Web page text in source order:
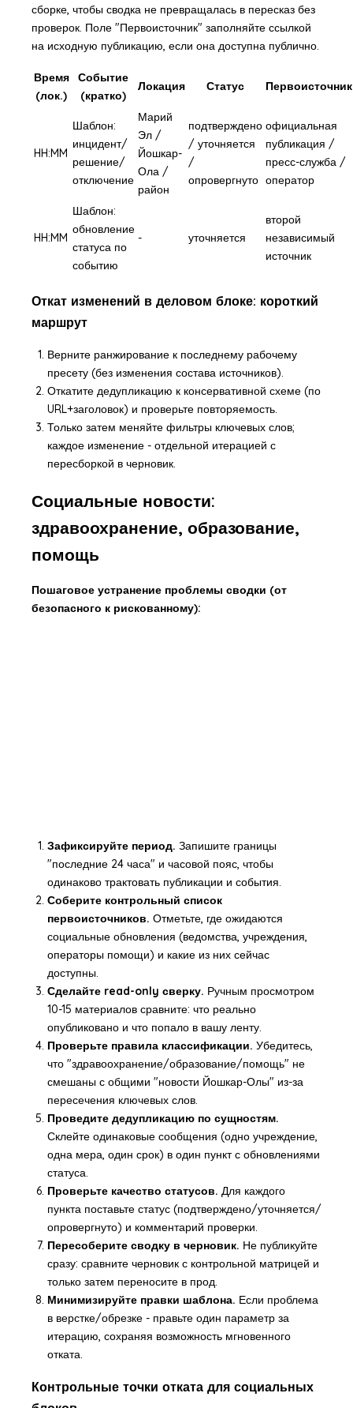
сборке, чтобы сводка не превращалась в пересказ без
проверок. Поле "Первоисточник" заполняйте ссылкой
на исходную публикацию, если она доступна публично.
Время
(лок.)
Событие
(кратко)
Локация Статус Первоисточник
HH:MM
Шаблон:
инцидент/
решение/
отключение
Марий
Эл /
Йошкар-
Ола /
район
подтверждено
/ уточняется
/
опровергнуто
официальная
публикация /
пресс-служба /
оператор
HH:MM
Шаблон:
обновление
статуса по
событию
- уточняется
второй
независимый
источник
Откат изменений в деловом блоке: короткий
маршрут
Верните ранжирование к последнему рабочему
пресету (без изменения состава источников).
Откатите дедупликацию к консервативной схеме (по
URL+заголовок) и проверьте повторяемость.
Только затем меняйте фильтры ключевых слов;
каждое изменение - отдельной итерацией с
пересборкой в черновик.
Социальные новости:
здравоохранение, образование,
помощь
Пошаговое устранение проблемы сводки (от
безопасного к рискованному):
Зафиксируйте период. Запишите границы
"последние 24 часа" и часовой пояс, чтобы
одинаково трактовать публикации и события.
Соберите контрольный список
первоисточников. Отметьте, где ожидаются
социальные обновления (ведомства, учреждения,
операторы помощи) и какие из них сейчас
доступны.
Сделайте read-only сверку. Ручным просмотром
10-15 материалов сравните: что реально
опубликовано и что попало в вашу ленту.
Проверьте правила классификации. Убедитесь,
что "здравоохранение/образование/помощь" не
смешаны с общими "новости Йошкар-Олы" из-за
пересечения ключевых слов.
Проведите дедупликацию по сущностям.
Склейте одинаковые сообщения (одно учреждение,
одна мера, один срок) в один пункт с обновлениями
статуса.
Проверьте качество статусов. Для каждого
пункта поставьте статус (подтверждено/уточняется/
опровергнуто) и комментарий проверки.
Пересоберите сводку в черновик. Не публикуйте
сразу: сравните черновик с контрольной матрицей и
только затем переносите в прод.
Минимизируйте правки шаблона. Если проблема
в верстке/обрезке - правьте один параметр за
итерацию, сохраняя возможность мгновенного
отката.
Контрольные точки отката для социальных